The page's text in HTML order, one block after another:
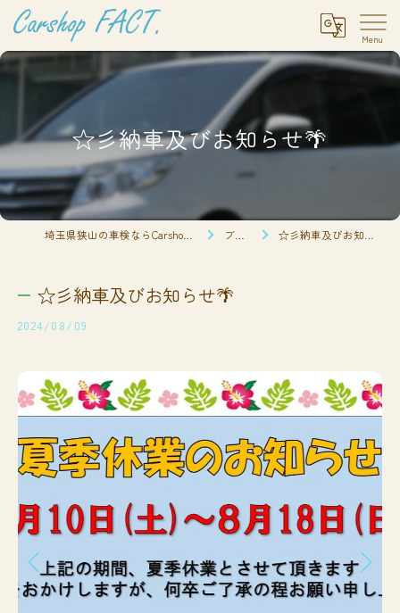
☆彡納車及びお知らせ🌴
ブログ ☆彡納車及びお知らせ🌴
☆彡納車及びお知らせ🌴
2024/08/09